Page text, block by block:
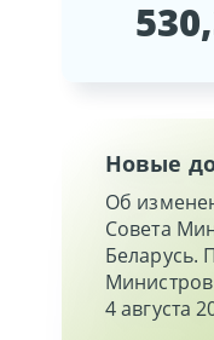
Новые
Об
Совета
Беларусь.
4 августа